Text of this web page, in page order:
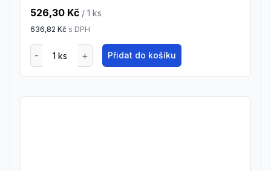
526,30 Kč / 1 ks
636,82 Kč s DPH
Přidat do košíku